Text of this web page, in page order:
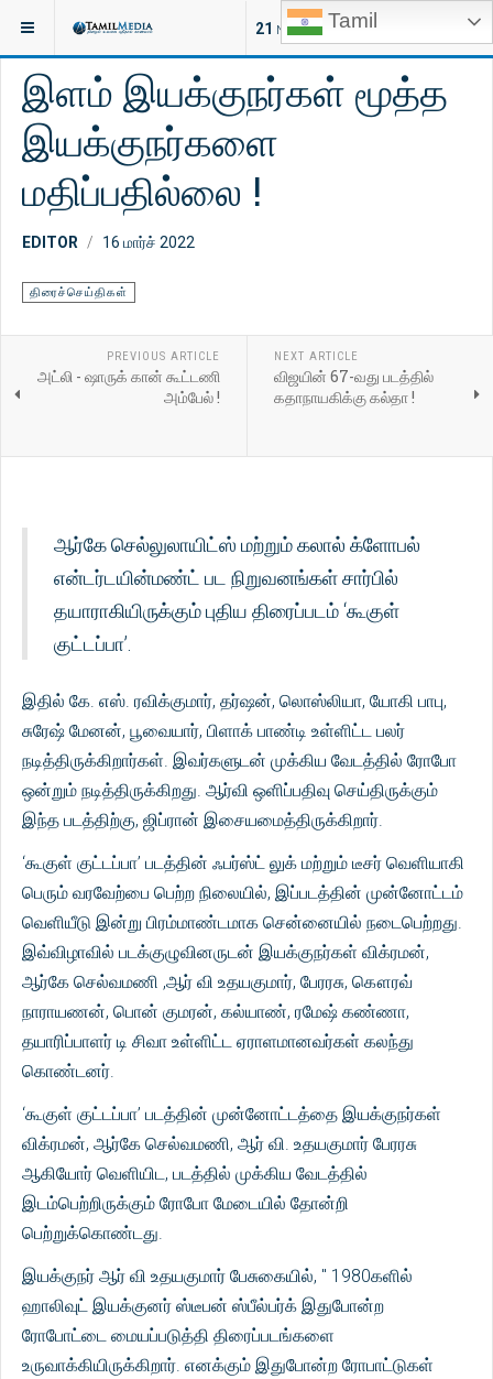
Tamil
21 NEW ARTICLES
இருக்குமிடம்: சினிமா திரைச்செய்திகள்
இளம் இயக்குநர்கள் மூத்த
இயக்குநர்களை
மதிப்பதில்லை !
EDITOR 16 மார்ச் 2022
திரைச்செய்திகள்
PREVIOUS ARTICLE
அட்லி - ஷாருக் கான் கூட்டணி
அம்பேல் !
NEXT ARTICLE
விஜயின் 67-வது படத்தில்
கதாநாயகிக்கு கல்தா !
ஆர்கே செல்லுலாயிட்ஸ் மற்றும் கலால் க்ளோபல்
என்டர்டயின்மண்ட் பட நிறுவனங்கள் சார்பில்
தயாராகியிருக்கும் புதிய திரைப்படம் ‘கூகுள்
குட்டப்பா’.
இதில் கே. எஸ். ரவிக்குமார், தர்ஷன், லொஸ்லியா, யோகி பாபு,
சுரேஷ் மேனன், பூவையார், பிளாக் பாண்டி உள்ளிட்ட பலர்
நடித்திருக்கிறார்கள். இவர்களுடன் முக்கிய வேடத்தில் ரோபோ
ஒன்றும் நடித்திருக்கிறது. ஆர்வி ஒளிப்பதிவு செய்திருக்கும்
இந்த படத்திற்கு, ஜிப்ரான் இசையமைத்திருக்கிறார்.
‘கூகுள் குட்டப்பா’ படத்தின் ஃபர்ஸ்ட் லுக் மற்றும் டீசர் வெளியாகி
பெரும் வரவேற்பை பெற்ற நிலையில், இப்படத்தின் முன்னோட்டம்
வெளியீடு இன்று பிரம்மாண்டமாக சென்னையில் நடைபெற்றது.
இவ்விழாவில் படக்குழுவினருடன் இயக்குநர்கள் விக்ரமன்,
ஆர்கே செல்வமணி ,ஆர் வி உதயகுமார், பேரரசு, கௌரவ்
நாராயணன், பொன் குமரன், கல்யாண், ரமேஷ் கண்ணா,
தயாரிப்பாளர் டி சிவா உள்ளிட்ட ஏராளமானவர்கள் கலந்து
கொண்டனர்.
‘கூகுள் குட்டப்பா’ படத்தின் முன்னோட்டத்தை இயக்குநர்கள்
விக்ரமன், ஆர்கே செல்வமணி, ஆர் வி. உதயகுமார் பேரரசு
ஆகியோர் வெளியிட, படத்தில் முக்கிய வேடத்தில்
இடம்பெற்றிருக்கும் ரோபோ மேடையில் தோன்றி
பெற்றுக்கொண்டது.
இயக்குநர் ஆர் வி உதயகுமார் பேசுகையில், '' 1980களில்
ஹாலிவுட் இயக்குனர் ஸ்டீபன் ஸ்பீல்பர்க் இதுபோன்ற
ரோபோட்டை மையப்படுத்தி திரைப்படங்களை
உருவாக்கியிருக்கிறார். எனக்கும் இதுபோன்ற ரோபாட்டுகள்